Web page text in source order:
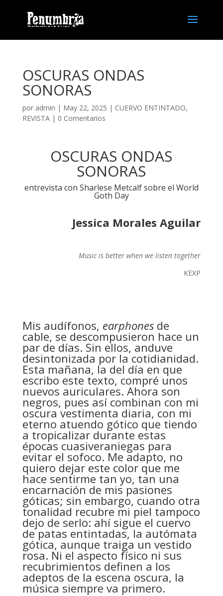
OSCURAS ONDAS
SONORAS
por admin | May 22, 2025 | CUERVO ENTINTADO,
REVISTA| 0 Comentarios
OSCURAS ONDAS
SONORAS
entrevista con Sharlese Metcalf sobre el World
Goth Day
Jessica Morales Aguilar
Music is better when we listen together
KEXP
Mis audífonos, earphones de
cable, se descompusieron hace un
par de días. Sin ellos, anduve
desintonizada por la cotidianidad.
Esta mañana, la del día en que
escribo este texto, compré unos
nuevos auriculares. Ahora son
negros, pues así combinan con mi
oscura vestimenta diaria, con mi
eterno atuendo gótico que tiendo
a tropicalizar durante estas
épocas cuasiveraniegas para
evitar el sofoco. Me adapto, no
quiero dejar este color que me
hace sentirme tan yo, tan una
encarnación de mis pasiones
góticas; sin embargo, cuando otra
tonalidad recubre mi piel tampoco
dejo de serlo: ahí sigue el cuervo
de patas entintadas, la autómata
gótica, aunque traiga un vestido
rosa. Ni el aspecto físico ni sus
recubrimientos definen a los
adeptos de la escena oscura, la
música siempre va primero.